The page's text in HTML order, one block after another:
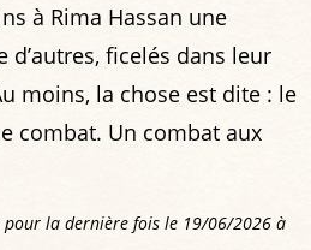
à Rima Hassan une
ficelés dans leur
moins, la chose est dite : le
combat. Un combat aux
la dernière fois le 19/06/2026 à